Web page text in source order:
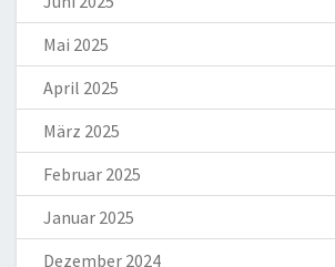
Mai 2025
April 2025
März 2025
Februar 2025
Januar 2025
Dezember 2024